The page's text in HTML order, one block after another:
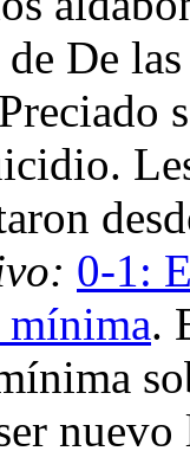
De
0-1:
.